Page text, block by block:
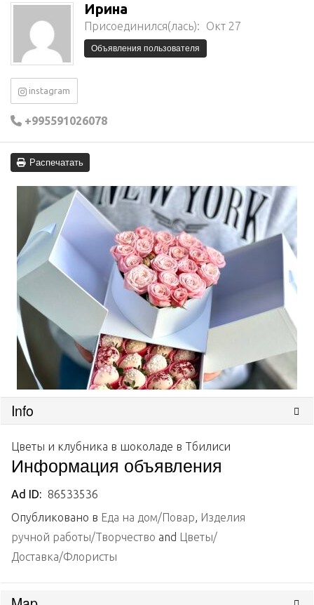
Ирина
Присоединился(лась): Окт 27
Объявления пользователя
instagram
+995591026078
Распечатать
Info
Цветы и клубника в шоколаде в Тбилиси
Информация объявления
Ad ID: 86533536
Опубликовано в Еда на дом/Повар, Изделия
ручной работы/Творчество and Цветы/
Доставка/Флористы